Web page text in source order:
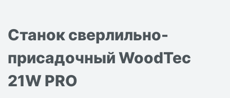
Станок сверлильно-
присадочный WoodTec
21W PRO